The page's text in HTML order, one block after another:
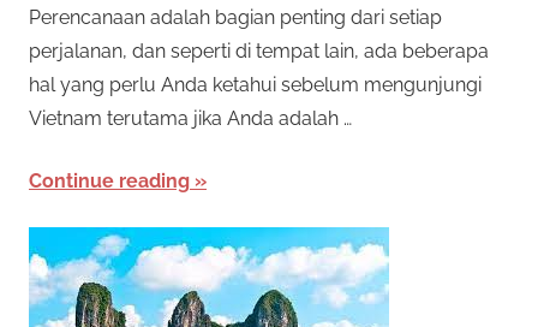
i
D
n
T
d
a
e
r
m
a
i
Perencanaan adalah bagian penting dari setiap
perjalanan, dan seperti di tempat lain, ada beberapa
hal yang perlu Anda ketahui sebelum mengunjungi
Vietnam terutama jika Anda adalah …
Continue reading